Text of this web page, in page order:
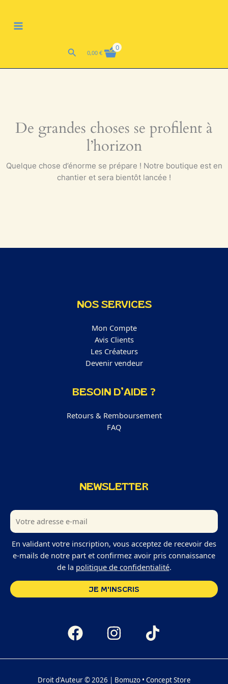
contenuMENU
Rechercher
0,00€
0
De grandes choses se profilent à
l’horizon
Quelque chose d’énorme se prépare ! Notre boutique est en
chantier et sera bientôt lancée !
NOS SERVICES
Mon Compte
Avis Clients
Les Créateurs
Devenir vendeur
BESOIN D’AIDE ?
Retours & Remboursement
FAQ
NEWSLETTER
En validant votre inscription, vous acceptez de recevoir des
e-mails de notre part et confirmez avoir pris connaissance
de la politique de confidentialité.
Droit d'Auteur © 2026 | Bomuzo • Concept Store